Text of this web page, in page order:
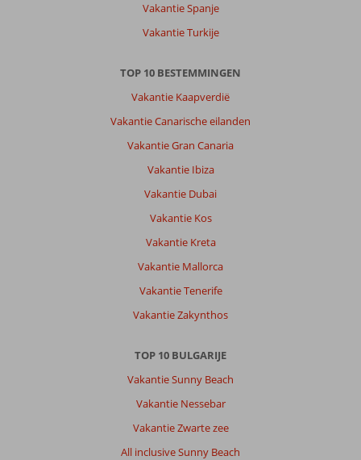
Vakantie Spanje
Vakantie Turkije
TOP 10 BESTEMMINGEN
Vakantie Kaapverdië
Vakantie Canarische eilanden
Vakantie Gran Canaria
Vakantie Ibiza
Vakantie Dubai
Vakantie Kos
Vakantie Kreta
Vakantie Mallorca
Vakantie Tenerife
Vakantie Zakynthos
TOP 10 BULGARIJE
Vakantie Sunny Beach
Vakantie Nessebar
Vakantie Zwarte zee
All inclusive Sunny Beach